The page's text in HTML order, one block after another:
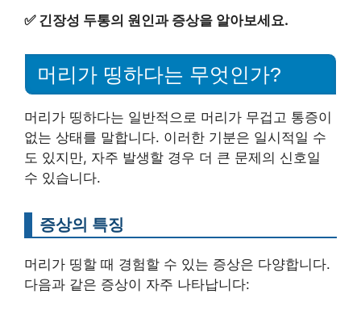
✅ 긴장성 두통의 원인과 증상을 알아보세요.
머리가 띵하다는 무엇인가?
머리가 띵하다는 일반적으로 머리가 무겁고 통증이
없는 상태를 말합니다. 이러한 기분은 일시적일 수
도 있지만, 자주 발생할 경우 더 큰 문제의 신호일
수 있습니다.
증상의 특징
머리가 띵할 때 경험할 수 있는 증상은 다양합니다.
다음과 같은 증상이 자주 나타납니다: